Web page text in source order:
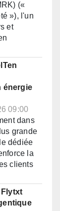
(«
»), l'un
et
énergie
09:00
dans
grande
dédiée
la
clients
Flytxt